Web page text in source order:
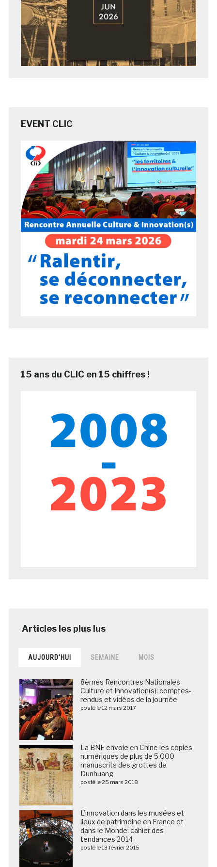
EVENT CLIC
15 ans du CLIC en 15 chiffres !
AUJOURD’HUI SEMAINE MOIS
8èmes Rencontres Nationales
Culture et Innovation(s): comptes-
rendus et vidéos de la journée
posté le 12 mars 2017
La BNF envoie en Chine les copies
numériques de plus de 5 000
manuscrits des grottes de
Dunhuang
posté le 25 mars 2018
L’innovation dans les musées et
lieux de patrimoine en France et
dans le Monde: cahier des
tendances 2014
posté le 13 février 2015